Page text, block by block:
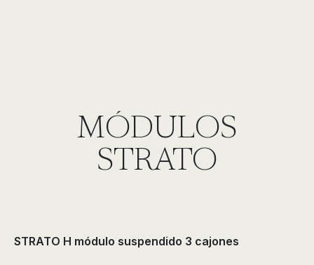
MÓDULOS
STRATO
STRATO H módulo suspendido 3 cajones